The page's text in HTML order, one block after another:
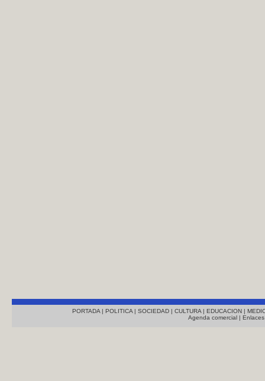
PORTADA | POLITICA | SOCIEDAD | CULTURA | EDUCACION |
Agenda comercial |Enlaces